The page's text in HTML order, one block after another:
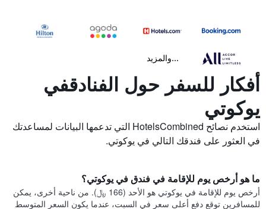
...والمزيد
أفكار للسفر حول الفنادقفي
يوكوتي
استخدم نصائح HotelsCombined التي تدعمها البيانات لمساعدتك
في العثور على فندقك التالي في يوكوتي.
ما هو أرخص يوم للإقامة في فندق في يوكوتي؟
أرخص يوم للإقامة في يوكوتي هو الأحد (166 ﷼). من ناحية أخرى، يمكن
للمسافرين توقع دفع أعلى سعر في السبت، عندما يكون السعر المتوسط